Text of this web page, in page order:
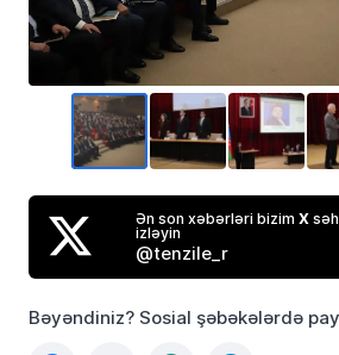
Ən son xəbərləri bizim X
izləyin
@tenzile_r
Bəyəndiniz? Sosial şəbəkələrdə